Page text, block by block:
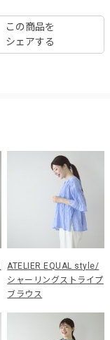
この商品を
シェアする
ATELIER EQUAL style/
シャーリングストライプ
ブラウス